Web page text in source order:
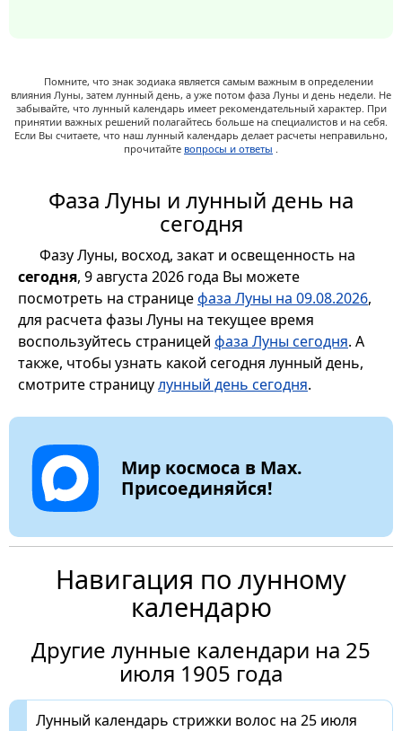
Помните, что знак зодиака является самым важным в определении
влияния Луны, затем лунный день, а уже потом фаза Луны и день недели. Не
забывайте, что лунный календарь имеет рекомендательный характер. При
принятии важных решений полагайтесь больше на специалистов и на себя.
Если Вы считаете, что наш лунный календарь делает расчеты неправильно,
прочитайте вопросы и ответы .
Фаза Луны и лунный день на
сегодня
Фазу Луны, восход, закат и освещенность на
сегодня, 9 августа 2026 года Вы можете
посмотреть на страницефаза Луны на 09.08.2026,
для расчета фазы Луны на текущее время
воспользуйтесь страницей фаза Луны сегодня. А
также, чтобы узнать какой сегодня лунный день,
смотрите страницулунный день сегодня.
Мир космоса в Max.
Присоединяйся!
Навигация по лунному
календарю
Другие лунные календари на 25
июля 1905 года
Лунный календарь стрижки волос на 25 июля